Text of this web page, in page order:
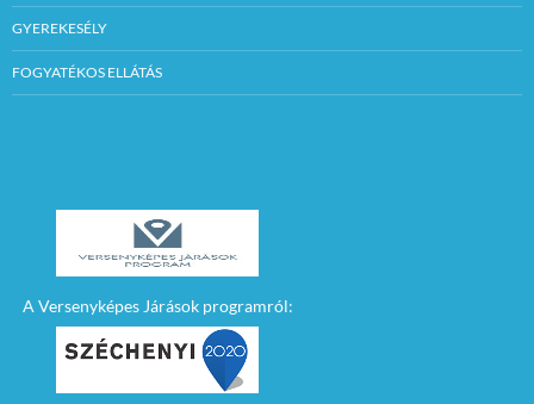
GYEREKESÉLY
FOGYATÉKOS ELLÁTÁS
A Versenyképes Járások programról: